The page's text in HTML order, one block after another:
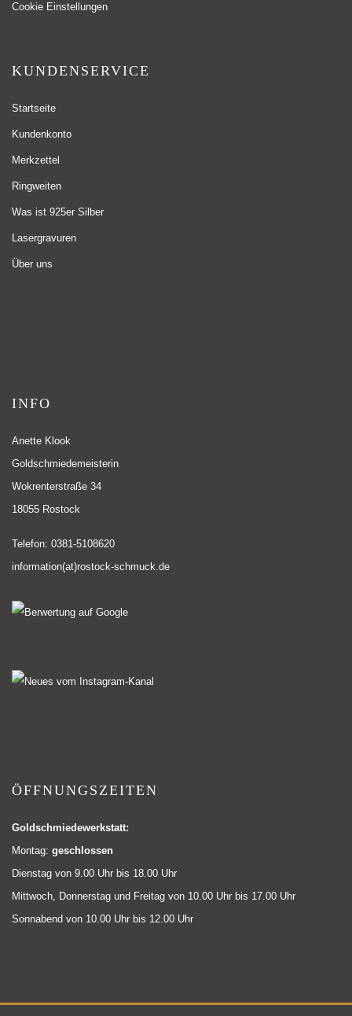
Cookie Einstellungen
KUNDENSERVICE
Startseite
Kundenkonto
Merkzettel
Ringweiten
Was ist 925er Silber
Lasergravuren
Über uns
INFO
Anette Klook
Goldschmiedemeisterin
Wokrenterstraße 34
18055 Rostock
Telefon: 0381-5108620
information(at)rostock-schmuck.de
ÖFFNUNGSZEITEN
Goldschmiedewerkstatt:
Montag: geschlossen
Dienstag von 9.00 Uhr bis 18.00 Uhr
Mittwoch, Donnerstag und Freitag von 10.00 Uhr bis 17.00 Uhr
Sonnabend von 10.00 Uhr bis 12.00 Uhr